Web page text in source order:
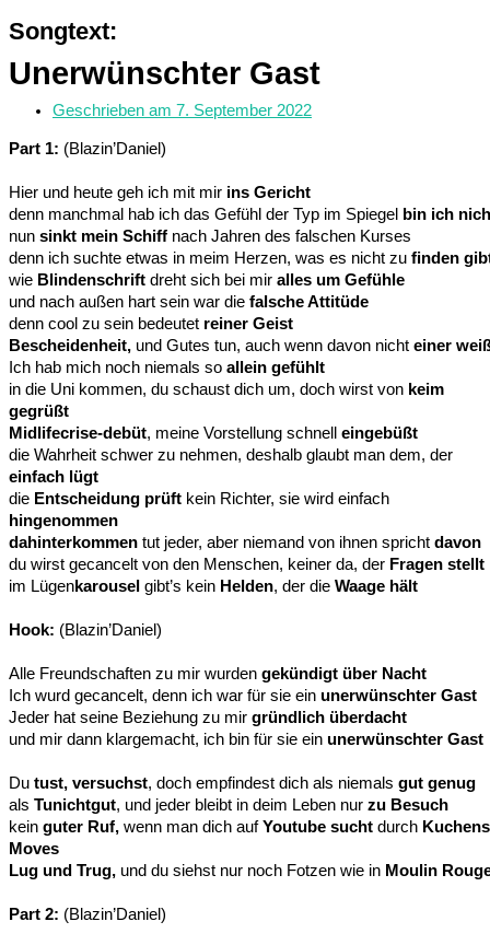
Songtext:
Unerwünschter Gast
Geschrieben am 7. September 2022
Part 1: (Blazin’Daniel)
Hier und heute geh ich mit mir ins Gericht
denn manchmal hab ich das Gefühl der Typ im Spiegel
bin ich
nun sinkt mein Schiff nach Jahren des falschen Kurses
denn ich suchte etwas in meim Herzen, was es nicht zu finden
wie Blindenschrift dreht sich bei mir alles um Gefühle
und nach außen hart sein war die falsche Attitüde
denn cool zu sein bedeutet reiner Geist
Bescheidenheit, und Gutes tun, auch wenn davon nicht einer
Ich hab mich noch niemals so allein gefühlt
in die Uni kommen, du schaust dich um, doch wirst von keim
gegrüßt
Midlifecrise-debüt, meine Vorstellung schnell
eingebüßt
die Wahrheit schwer zu nehmen, deshalb glaubt man dem, der
einfach lügt
die Entscheidung prüft kein Richter, sie wird einfach
hingenommen
dahinterkommen tut jeder, aber niemand von ihnen spricht davon
du wirst gecancelt von den Menschen, keiner da, der Fragen stellt
im Lügenkarousel gibt’s kein Helden, der die Waage hält
Hook: (Blazin’Daniel)
Alle Freundschaften zu mir wurden gekündigt über Nacht
Ich wurd gecancelt, denn ich war für sie ein unerwünschter Gast
Jeder hat seine Beziehung zu mir gründlich überdacht
und mir dann klargemacht, ich bin für sie ein unerwünschter Gast
Du tust, versuchst, doch empfindest dich als niemals gut genug
als Tunichtgut, und jeder bleibt in deim Leben nur zu Besuch
kein guter Ruf, wenn man dich aufYoutube sucht durch Kuchens
Moves
Lug und Trug, und du siehst nur noch Fotzen wie in Moulin
Part 2: (Blazin’Daniel)